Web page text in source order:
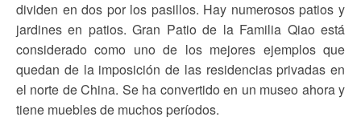
dividen en dos por los pasillos. Hay numerosos patios y
jardines en patios. Gran Patio de la Familia Qiao está
considerado como uno de los mejores ejemplos que
quedan de la imposición de las residencias privadas en
el norte de China. Se ha convertido en un museo ahora y
tiene muebles de muchos períodos.